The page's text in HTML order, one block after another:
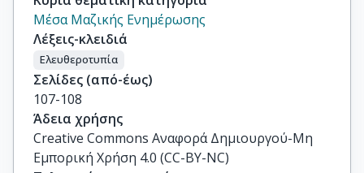
Μέσα Μαζικής Ενημέρωσης
Λέξεις-κλειδιά
Ελευθεροτυπία
Σελίδες (από-έως)
107-108
Άδεια χρήσης
Creative Commons Αναφορά Δημιουργού-Μη
Εμπορική Χρήση 4.0 (CC-BY-NC)